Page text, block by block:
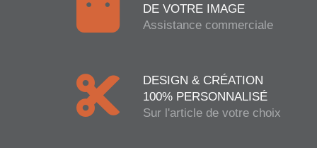
DE VOTRE IMAGE
Assistance commerciale
DESIGN & CRÉATION
100% PERSONNALISÉ
Sur l'article de votre choix